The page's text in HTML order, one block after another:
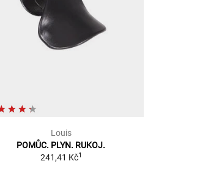
Louis
POMŮC. PLYN. RUKOJ.
241,41 Kč1